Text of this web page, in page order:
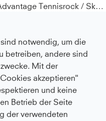
Advantage Tennisrock / Skort mit Ballhalter, rot
notwendig, um die
betreiben, andere sind
Mit der
akzeptieren"
und keine
Betrieb der Seite
der verwendeten